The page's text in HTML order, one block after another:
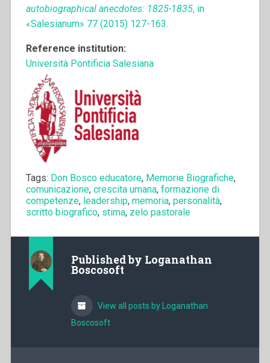
autobiographical anecdotes: 1825-1835, in
«Salesianum» 77 (2015) 127-163.
Reference institution:
Università Pontificia Salesiana
Tags: Don Bosco educatore, Memorie Biografiche,
comunicazione, crescita umana, formazione di
competenze, leadership, memoria, personalità,
scritto biografico, stima, zelo pastorale
Published by Loganathan
Boscosoft
View all posts by Loganathan
Boscosoft